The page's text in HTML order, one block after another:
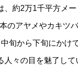
、約2万1千平方メ
のアヤメやカキツ
旬から下旬にかけ
人々の目を魅了して